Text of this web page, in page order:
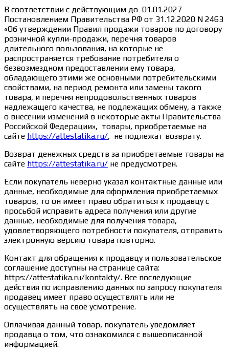
В соответствии с действующим до 01.01.2027
Постановлением Правительства РФ от 31.12.2020 N 2463
«Об утверждении Правил продажи товаров по договору
розничной купли-продажи, перечня товаров
длительного пользования, на которые не
распространяется требование потребителя о
безвозмездном предоставлении ему товара,
обладающего этими же основными потребительскими
свойствами, на период ремонта или замены такого
товара, и перечня непродовольственных товаров
надлежащего качества, не подлежащих обмену, а также
о внесении изменений в некоторые акты Правительства
Российской Федерации», товары, приобретаемые на
сайте https://attestatika.ru/, не подлежат возврату.
Возврат денежных средств за приобретаемые товары на
сайте https://attestatika.ru/ не предусмотрен.
Если покупатель неверно указал контактные данные или
данные, необходимые для оформления приобретаемых
товаров, то он имеет право обратиться к продавцу с
просьбой исправить адреса получения или другие
данные, необходимые для получения товара,
удовлетворяющего потребности покупателя, отправить
электронную версию товара повторно.
Контакт для обращения к продавцу и пользовательское
соглашение доступны на странице сайта:
https://attestatika.ru/kontakty/. Все последующие
действия по исправлению данных по запросу покупателя
продавец имеет право осуществлять или не
осуществлять на своё усмотрение.
Оплачивая данный товар, покупатель уведомляет
продавца о том, что ознакомился с вышеописанной
информацией.